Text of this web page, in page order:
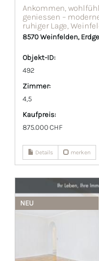
Ankommen,
geniessen –
ruhiger Lage,
8570 Weinfelden,
Objekt-ID:
492
Zimmer:
4,5
Kaufpreis:
875.000 CHF
Details merken
NEU